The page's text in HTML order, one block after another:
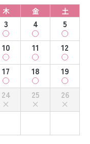
木 金 土
3 4
5
10 11
12
17 18
19
24 25
26